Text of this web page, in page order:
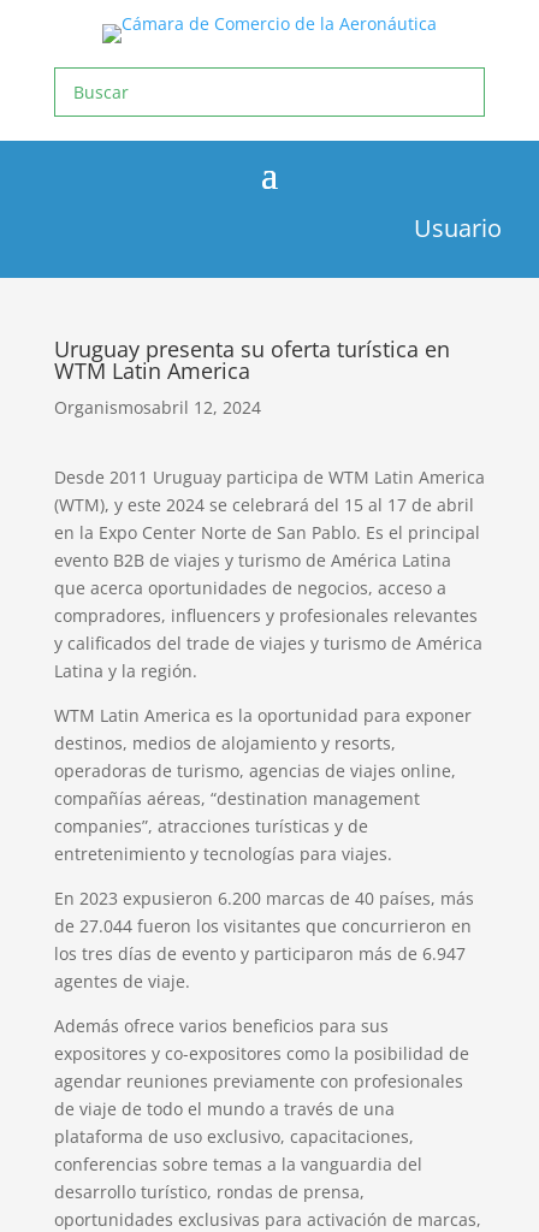
Usuario
Uruguay presenta su oferta turística en
WTM Latin America
Organismosabril 12, 2024
Desde 2011 Uruguay participa de WTM Latin America
(WTM), y este 2024 se celebrará del 15 al 17 de abril
en la Expo Center Norte de San Pablo. Es el principal
evento B2B de viajes y turismo de América Latina
que acerca oportunidades de negocios, acceso a
compradores, influencers y profesionales relevantes
y calificados del trade de viajes y turismo de América
Latina y la región.
WTM Latin America es la oportunidad para exponer
destinos, medios de alojamiento y resorts,
operadoras de turismo, agencias de viajes online,
compañías aéreas, “destination management
companies”, atracciones turísticas y de
entretenimiento y tecnologías para viajes.
En 2023 expusieron 6.200 marcas de 40 países, más
de 27.044 fueron los visitantes que concurrieron en
los tres días de evento y participaron más de 6.947
agentes de viaje.
Además ofrece varios beneficios para sus
expositores y co-expositores como la posibilidad de
agendar reuniones previamente con profesionales
de viaje de todo el mundo a través de una
plataforma de uso exclusivo, capacitaciones,
conferencias sobre temas a la vanguardia del
desarrollo turístico, rondas de prensa,
oportunidades exclusivas para activación de marcas,